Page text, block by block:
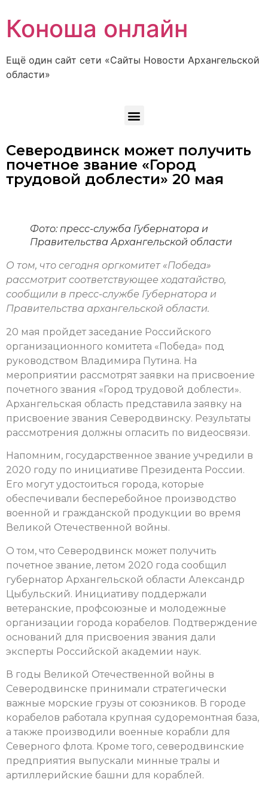
Коноша онлайн
Ещё один сайт сети «Сайты Новости Архангельской
области»
Северодвинск может получить
почетное звание «Город
трудовой доблести» 20 мая
Фото: пресс-служба Губернатора и
Правительства Архангельской области
О том, что сегодня оргкомитет «Победа»
рассмотрит соответствующее ходатайство,
сообщили в пресс-службе Губернатора и
Правительства архангельской области.
20 мая пройдет заседание Российского
организационного комитета «Победа» под
руководством Владимира Путина. На
мероприятии рассмотрят заявки на присвоение
почетного звания «Город трудовой доблести».
Архангельская область представила заявку на
присвоение звания Северодвинску. Результаты
рассмотрения должны огласить по видеосвязи.
Напомним, государственное звание учредили в
2020 году по инициативе Президента России.
Его могут удостоиться города, которые
обеспечивали бесперебойное производство
военной и гражданской продукции во время
Великой Отечественной войны.
О том, что Северодвинск может получить
почетное звание, летом 2020 года сообщил
губернатор Архангельской области Александр
Цыбульский. Инициативу поддержали
ветеранские, профсоюзные и молодежные
организации города корабелов. Подтверждение
оснований для присвоения звания дали
эксперты Российской академии наук.
В годы Великой Отечественной войны в
Северодвинске принимали стратегически
важные морские грузы от союзников. В городе
корабелов работала крупная судоремонтная база,
а также производили военные корабли для
Северного флота. Кроме того, северодвинские
предприятия выпускали минные тралы и
артиллерийские башни для кораблей.